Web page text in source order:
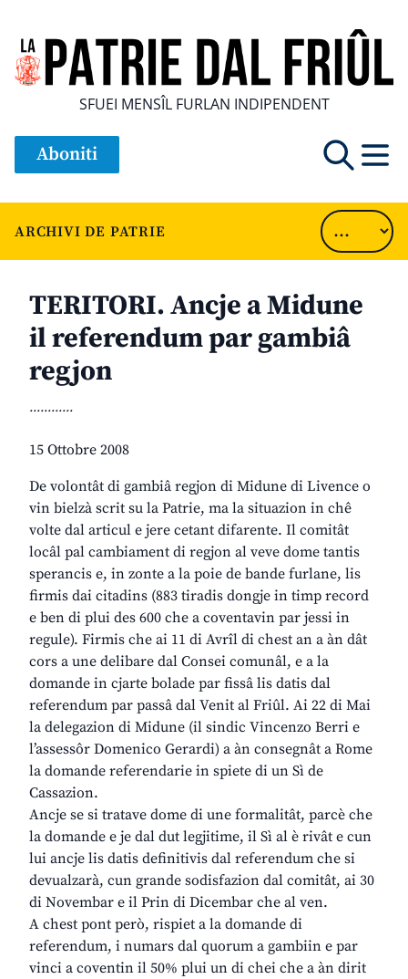
SFUEI MENSÎL FURLAN INDIPENDENT
Aboniti
ARCHIVI DE PATRIE
TERITORI. Ancje a Midune
il referendum par gambiâ
regjon
............
15 Ottobre 2008
De volontât di gambiâ regjon di Midune di Livence o
vin bielzà scrit su la Patrie, ma la situazion in chê
volte dal articul e jere cetant difarente. Il comitât
locâl pal cambiament di regjon al veve dome tantis
sperancis e, in zonte a la poie de bande furlane, lis
firmis dai citadins (883 tiradis dongje in timp record
e ben di plui des 600 che a coventavin par jessi in
regule). Firmis che ai 11 di Avrîl di chest an a àn dât
cors a une delibare dal Consei comunâl, e a la
domande in cjarte bolade par fissâ lis datis dal
referendum par passâ dal Venit al Friûl. Ai 22 di Mai
la delegazion di Midune (il sindic Vincenzo Berri e
l’assessôr Domenico Gerardi) a àn consegnât a Rome
la domande referendarie in spiete di un Sì de
Cassazion.
Ancje se si tratave dome di une formalitât, parcè che
la domande e je dal dut legjitime, il Sì al è rivât e cun
lui ancje lis datis definitivis dal referendum che si
devualzarà, cun grande sodisfazion dal comitât, ai 30
di Novembar e il Prin di Dicembar che al ven.
A chest pont però, rispiet a la domande di
referendum, i numars dal quorum a gambiin e par
vinci a coventin il 50% plui un di chei che a àn dirit